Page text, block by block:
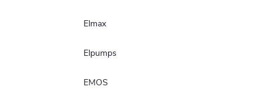
Elmax
Elpumps
EMOS